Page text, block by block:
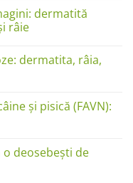
dermatită
râie
dermatita, râia,
și pisică (FAVN):
o deosebești de